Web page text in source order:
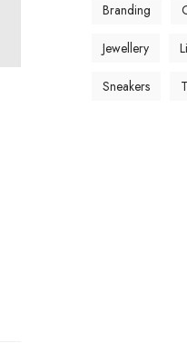
Branding
Jewellery
Sneakers